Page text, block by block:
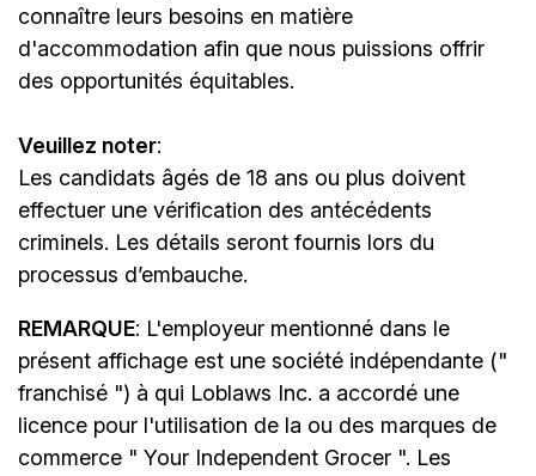
connaître leurs besoins en matière
d'accommodation afin que nous puissions offrir
des opportunités équitables.
Veuillez noter:
Les candidats âgés de 18 ans ou plus doivent
effectuer une vérification des antécédents
criminels. Les détails seront fournis lors du
processus d’embauche.
REMARQUE: L'employeur mentionné dans le
présent affichage est une société indépendante ("
franchisé ") à qui Loblaws Inc. a accordé une
licence pour l'utilisation de la ou des marques de
commerce " Your Independent Grocer ". Les